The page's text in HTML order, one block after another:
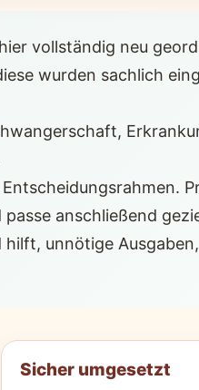
vollständig neu
wurden sachlich
anschließend
unnötige
Sicher umgesetzt